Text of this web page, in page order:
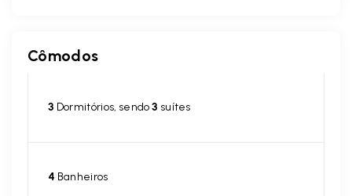
Cômodos
3 Dormitórios, sendo3 suítes
4 Banheiros